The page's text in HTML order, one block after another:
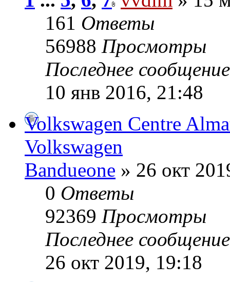
161 Ответы
56988 Просмотры
Последнее
10 янв 2016, 21:48
Volkswagen Centre
Volkswagen
Bandueone » 26 окт
0 Ответы
92369 Просмотры
Последнее
26 окт 2019, 19:18